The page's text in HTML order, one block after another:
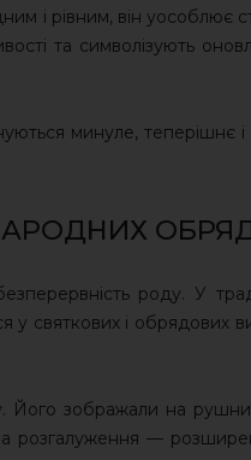
і рівним, він уособлює
та символізують
минуле, теперішнє
роду. У
у святкових і обрядових
зображали на
а розгалуження —